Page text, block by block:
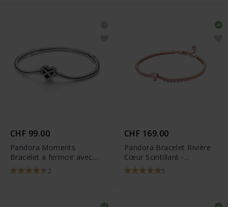
CHF 99.00
Pandora Moments
Bracelet a fermoir avec
cœur et symbole d infini
scintillant et a chaine
2
CHF 169.00
Pandora Bracelet Rivière
Cœur Scintillant -
580041C015